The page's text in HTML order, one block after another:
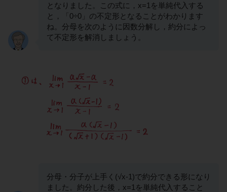
となりました。この式に，x=1を単純代入する
と，「0÷0」の不定形となることがわかります
ね。分母を次のように因数分解し，約分によっ
て不定形を解消しましょう。
分母・分子が上手く(√x-1)で約分できる形になり
ました。約分した後，x=1を単純代入すること